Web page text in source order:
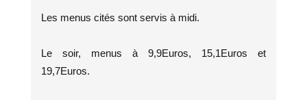
Les menus cités sont servis à midi.
Le soir, menus à 9,9Euros, 15,1Euros et
19,7Euros.